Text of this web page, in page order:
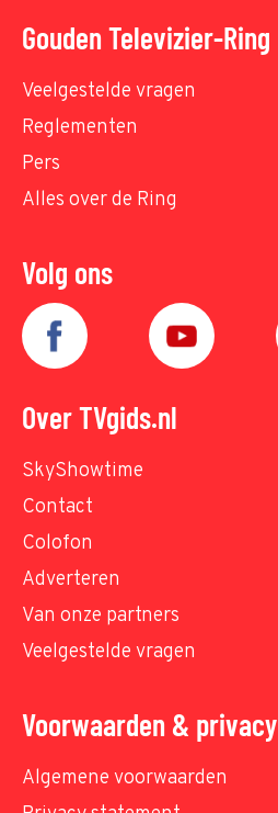
Gouden Televizier-Ring
Veelgestelde vragen
Reglementen
Pers
Alles over de Ring
Volg ons
Over TVgids.nl
SkyShowtime
Contact
Colofon
Adverteren
Van onze partners
Veelgestelde vragen
Voorwaarden & privacy
Algemene voorwaarden